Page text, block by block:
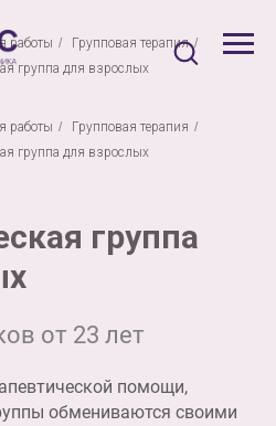
работы / Групповая терапия /
группа для взрослых
работы / Групповая терапия /
группа для взрослых
группа
от 23 лет
помощи,
обмениваются своими